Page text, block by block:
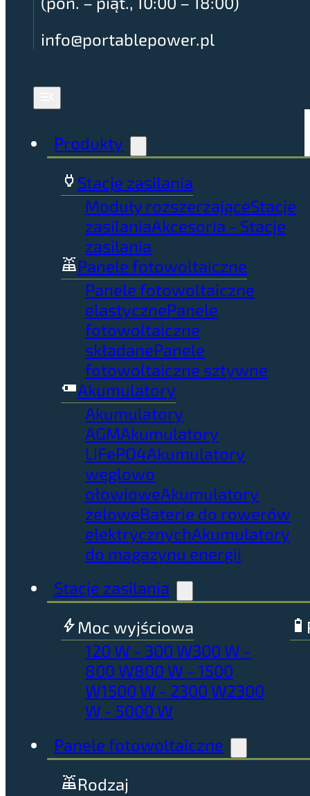
info@portablepower.pl
Produkty
Stacje zasilania
Moduły rozszerzająceStacje
zasilaniaAkcesoria - Stacje
zasilania
Panele fotowoltaiczne
Panele fotowoltaiczne
elastycznePanele
fotowoltaiczne
składanePanele
fotowoltaiczne sztywne
Akumulatory
Akumulatory
AGMAkumulatory
LiFePO4Akumulatory
węglowo
ołowioweAkumulatory
żeloweBaterie do rowerów
elektrycznychAkumulatory
do magazynu energii
Stacje zasilania
Moc wyjściowa
120 W - 300 W300 W -
800 W800 W - 1500
W1500 W - 2300 W2300
W - 5000 W
Panele fotowoltaiczne
Rodzaj